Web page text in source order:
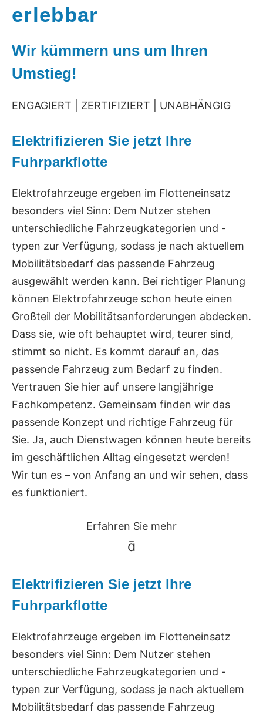
erlebbar
Wir kümmern uns um Ihren
Umstieg!
ENGAGIERT | ZERTIFIZIERT | UNABHÄNGIG
Elektrifizieren Sie jetzt Ihre
Fuhrparkflotte
Elektrofahrzeuge ergeben im Flotteneinsatz
besonders viel Sinn: Dem Nutzer stehen
unterschiedliche Fahrzeugkategorien und -
typen zur Verfügung, sodass je nach aktuellem
Mobilitätsbedarf das passende Fahrzeug
ausgewählt werden kann. Bei richtiger Planung
können Elektrofahrzeuge schon heute einen
Großteil der Mobilitätsanforderungen abdecken.
Dass sie, wie oft behauptet wird, teurer sind,
stimmt so nicht. Es kommt darauf an, das
passende Fahrzeug zum Bedarf zu finden.
Vertrauen Sie hier auf unsere langjährige
Fachkompetenz. Gemeinsam finden wir das
passende Konzept und richtige Fahrzeug für
Sie. Ja, auch Dienstwagen können heute bereits
im geschäftlichen Alltag eingesetzt werden!
Wir tun es – von Anfang an und wir sehen, dass
es funktioniert.
Erfahren Sie mehr

Elektrifizieren Sie jetzt Ihre
Fuhrparkflotte
Elektrofahrzeuge ergeben im Flotteneinsatz
besonders viel Sinn: Dem Nutzer stehen
unterschiedliche Fahrzeugkategorien und -
typen zur Verfügung, sodass je nach aktuellem
Mobilitätsbedarf das passende Fahrzeug